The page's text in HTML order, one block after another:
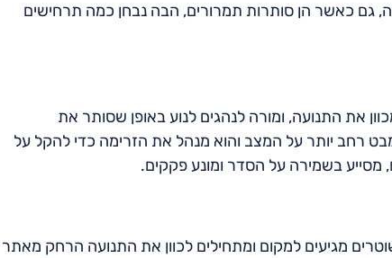
גם כאשר הן סותרות תמרורים, הבה נבחן כמה תרחישים
את התנועה, ומורה לנהגים לנוע באופן שסותר את
רחב יותר על המצב והוא מנהל את הזרימה כדי להקל על
מסייע בשמירה על הסדר ומונע פקקים.
מגיעים למקום ומתחילים לכוון את התנועה הרחק מאתר